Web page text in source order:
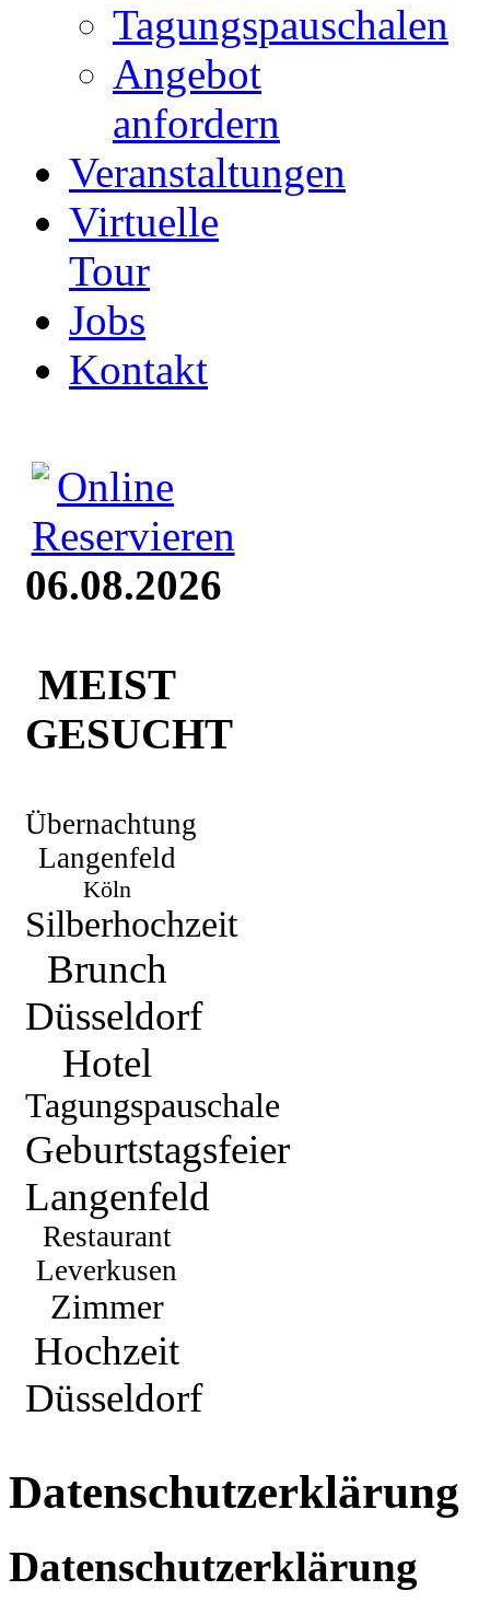
Tagungspauschalen
Angebot
anfordern
Veranstaltungen
Virtuelle
Tour
Jobs
Kontakt
06.08.2026
MEIST
GESUCHT
Übernachtung
Langenfeld
Köln
Silberhochzeit
Brunch
Düsseldorf
Hotel
Tagungspauschale
Geburtstagsfeier
Langenfeld
Restaurant
Leverkusen
Zimmer
Hochzeit
Düsseldorf
Datenschutzerklärung
Datenschutzerklärung